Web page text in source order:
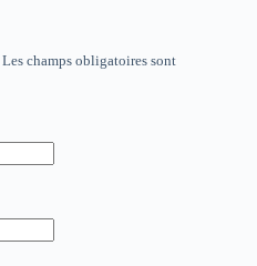
Les champs obligatoires sont